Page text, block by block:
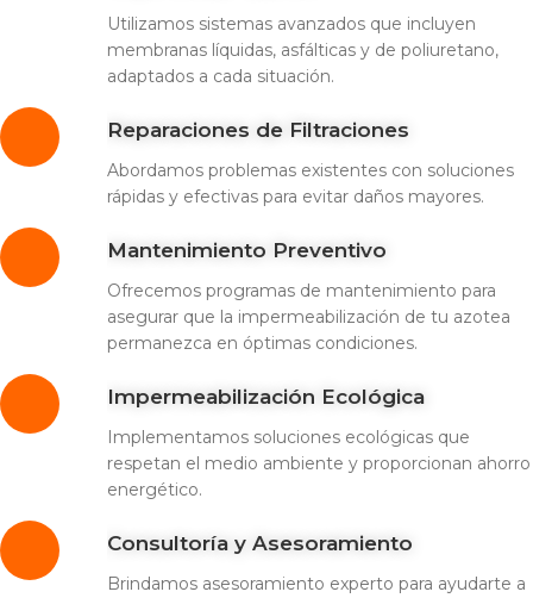
Utilizamos sistemas avanzados que incluyen
membranas líquidas, asfálticas y de poliuretano,
adaptados a cada situación.
Reparaciones de Filtraciones
Abordamos problemas existentes con soluciones
rápidas y efectivas para evitar daños mayores.
Mantenimiento Preventivo
Ofrecemos programas de mantenimiento para
asegurar que la impermeabilización de tu azotea
permanezca en óptimas condiciones.
Impermeabilización Ecológica
Implementamos soluciones ecológicas que
respetan el medio ambiente y proporcionan ahorro
energético.
Consultoría y Asesoramiento
Brindamos asesoramiento experto para ayudarte a